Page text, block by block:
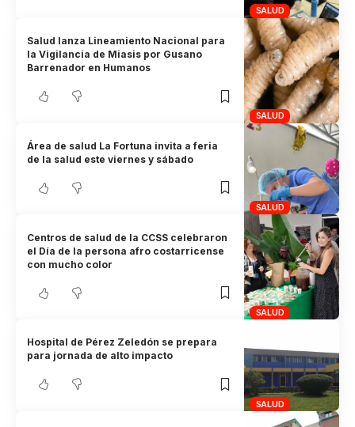
SALUD
SALUD
Salud lanza Lineamiento Nacional para
la Vigilancia de Miasis por Gusano
Barrenador en Humanos
SALUD
Área de salud La Fortuna invita a feria
de la salud este viernes y sábado
SALUD
Centros de salud de la CCSS celebraron
el Día de la persona afro costarricense
con mucho color
SALUD
Hospital de Pérez Zeledón se prepara
para jornada de alto impacto